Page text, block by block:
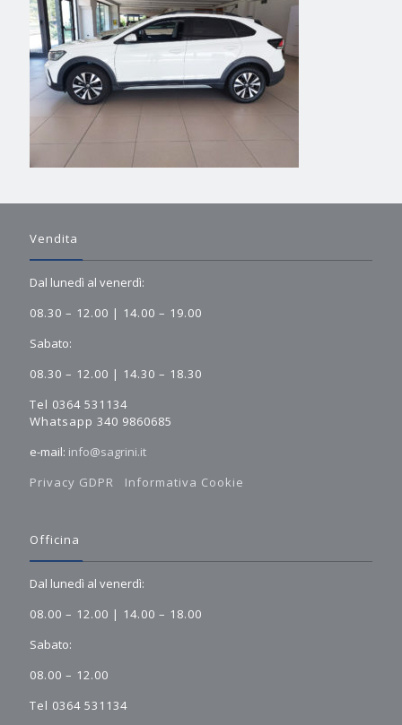
Vendita
Dal lunedì al venerdì:
08.30 – 12.00 | 14.00 – 19.00
Sabato:
08.30 – 12.00 | 14.30 – 18.30
Tel 0364 531134
Whatsapp 340 9860685
e-mail: info@sagrini.it
Privacy GDPR
Informativa Cookie
Officina
Dal lunedì al venerdì:
08.00 – 12.00 | 14.00 – 18.00
Sabato:
08.00 – 12.00
Tel 0364 531134